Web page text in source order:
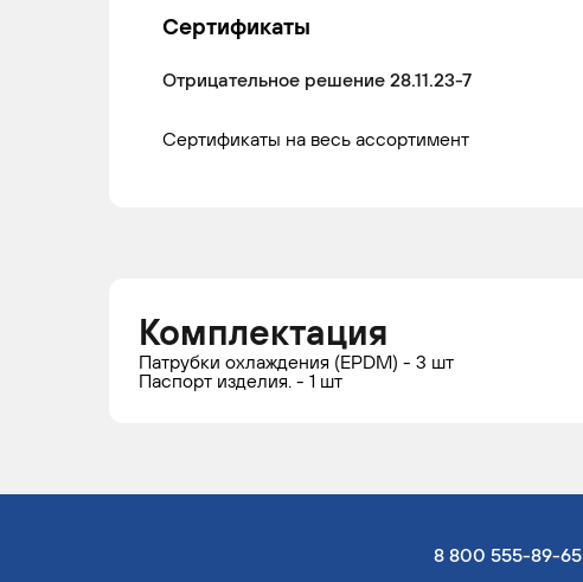
Сертификаты
Отрицательное решение 28.11.23-7
Сертификаты на весь ассортимент
Комплектация
Патрубки охлаждения (EPDM) - 3 шт
Паспорт изделия. - 1 шт
8 800 555-89-65